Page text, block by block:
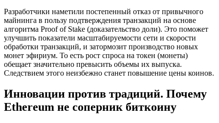
Разработчики наметили постепенный отказ от привычного
майнинга в пользу подтверждения транзакций на основе
алгоритма Proof of Stake (доказательство доли). Это поможет
улучшить показатели масштабируемости сети и скорости
обработки транзакций, и затормозит производство новых
монет эфириум. То есть рост спроса на токен (монеты)
обещает значительно превысить объемы их выпуска.
Следствием этого неизбежно станет повышение цены коинов.
Инновации против традиций. Почему
Ethereum не соперник биткоину